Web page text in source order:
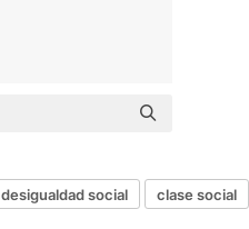
desigualdad social clase social